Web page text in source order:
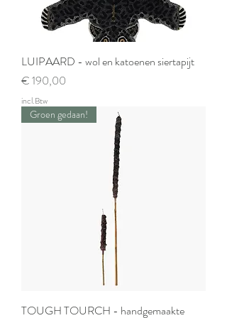
LUIPAARD - wol en katoenen siertapijt
Prijs
€ 190,00
incl.Btw
Groen gedaan!
TOUGH TOURCH - handgemaakte